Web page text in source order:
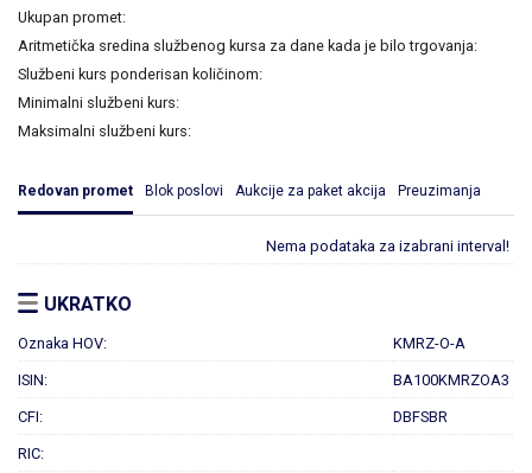
Ukupan promet:
Aritmetička sredina službenog kursa za dane kada je bilo trgovanja:
Službeni kurs ponderisan količinom:
Minimalni službeni kurs:
Maksimalni službeni kurs:
Redovan promet Blok poslovi Aukcije za paket akcija Preuzimanja
Nema podataka za izabrani interval!
UKRATKO
Oznaka HOV: KMRZ-O-A
ISIN: BA100KMRZOA3
CFI: DBFSBR
RIC: